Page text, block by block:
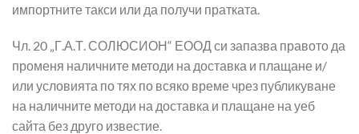
импортните такси или да получи пратката.
Чл. 20 „Г.А.Т. СОЛЮСИОН“ ЕООД си запазва правото да
променя наличните методи на доставка и плащане и/
или условията по тях по всяко време чрез публикуване
на наличните методи на доставка и плащане на уеб
сайта без друго известие.